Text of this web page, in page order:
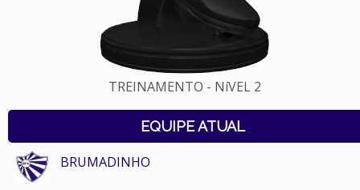
TREINAMENTO - NíVEL 2
EQUIPE ATUAL
BRUMADINHO